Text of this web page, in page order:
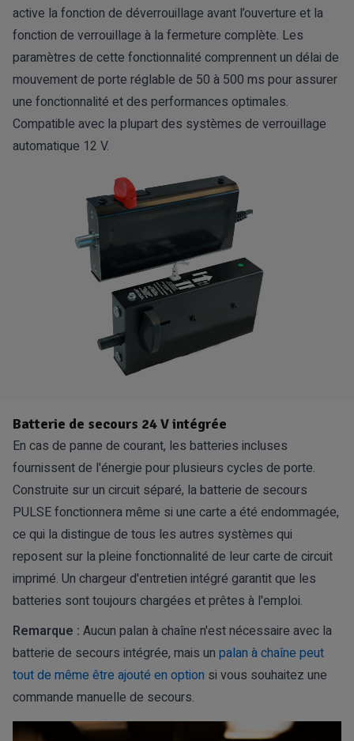
active la fonction de déverrouillage avant l’ouverture et la
fonction de verrouillage à la fermeture complète. Les
paramètres de cette fonctionnalité comprennent un délai de
mouvement de porte réglable de 50 à 500 ms pour assurer
une fonctionnalité et des performances optimales.
Compatible avec la plupart des systèmes de verrouillage
automatique 12 V.
Batterie de secours 24 V intégrée
En cas de panne de courant, les batteries incluses
fournissent de l'énergie pour plusieurs cycles de porte.
Construite sur un circuit séparé, la batterie de secours
PULSE fonctionnera même si une carte a été endommagée,
ce qui la distingue de tous les autres systèmes qui
reposent sur la pleine fonctionnalité de leur carte de circuit
imprimé. Un chargeur d'entretien intégré garantit que les
batteries sont toujours chargées et prêtes à l'emploi.
Remarque : Aucun palan à chaîne n'est nécessaire avec la
batterie de secours intégrée, mais un palan à chaîne peut
tout de même être ajouté en option si vous souhaitez une
commande manuelle de secours.